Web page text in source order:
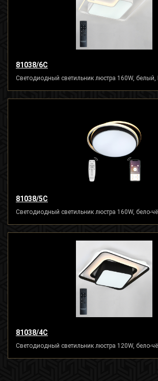
81038/6C
Светодиодный светильник люстра 160W, белый,
81038/5C
Светодиодный светильник люстра 160W, бело-
81038/4C
Светодиодный светильник люстра 120W, бело-